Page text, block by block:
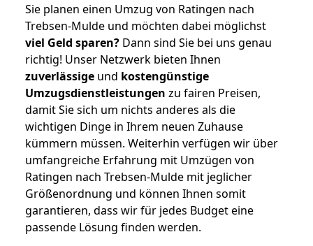
Sie planen einen Umzug von Ratingen nach
Trebsen-Mulde und möchten dabei möglichst
viel Geld sparen? Dann sind Sie bei uns genau
richtig! Unser Netzwerk bieten Ihnen
zuverlässige und kostengünstige
Umzugsdienstleistungen zu fairen Preisen,
damit Sie sich um nichts anderes als die
wichtigen Dinge in Ihrem neuen Zuhause
kümmern müssen. Weiterhin verfügen wir über
umfangreiche Erfahrung mit Umzügen von
Ratingen nach Trebsen-Mulde mit jeglicher
Größenordnung und können Ihnen somit
garantieren, dass wir für jedes Budget eine
passende Lösung finden werden.